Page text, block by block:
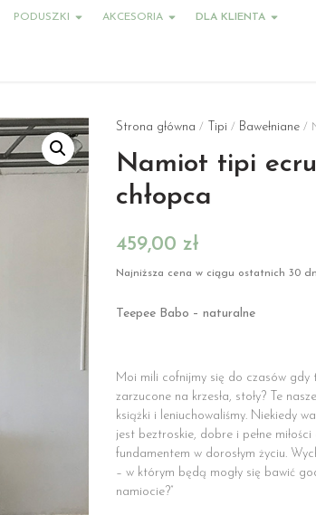
PODUSZKI AKCESORIA DLA KLIENTA
Strona główna / Tipi / Bawełniane /
Namiot tipi
chłopca
459,00 zł
Najniższa cena w ciągu ostatnich 30
Teepee Babo – naturalne
Moi mili cofnijmy się do czasów gdy
zarzucone na krzesła, stoły? Te
książki i leniuchowaliśmy. Niekiedy
jest beztroskie, dobre i pełne
fundamentem w dorosłym życiu.
– w którym będą mogły się bawić
namiocie?”